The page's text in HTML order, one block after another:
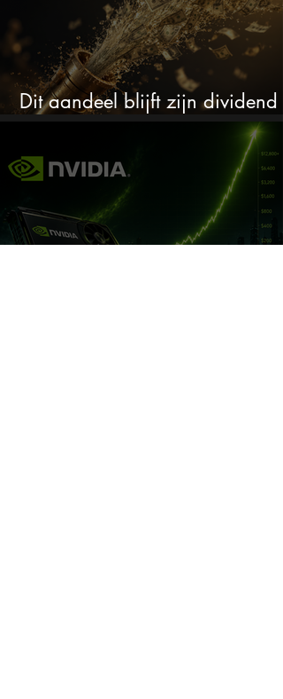
Dit aandeel blijft zijn dividend
verhogen, wat er ook gebeurt